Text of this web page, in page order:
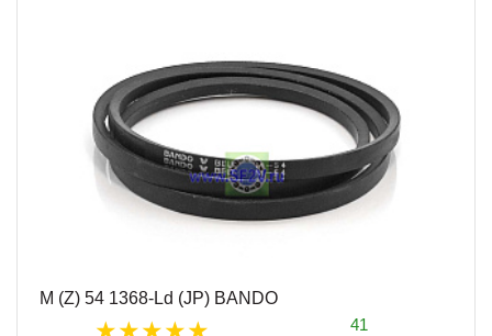
M (Z) 54 1368-Ld (JP) BANDO
41